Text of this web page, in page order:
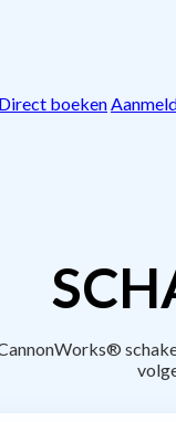
Direct boeken